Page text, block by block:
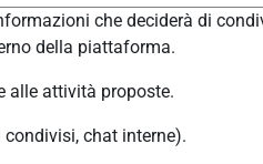
che deciderà di
della piattaforma.
alle attività proposte.
chat interne).